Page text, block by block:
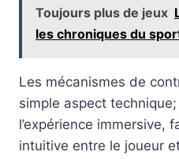
Toujours plus de jeux
les chroniques du
Les mécanismes de
simple aspect
l’expérience immersive,
intuitive entre le joueur